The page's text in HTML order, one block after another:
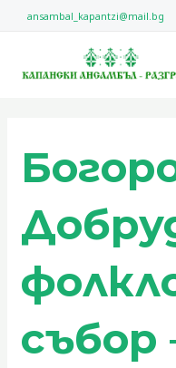
ansambal_kapantzi@mail.bg
събор